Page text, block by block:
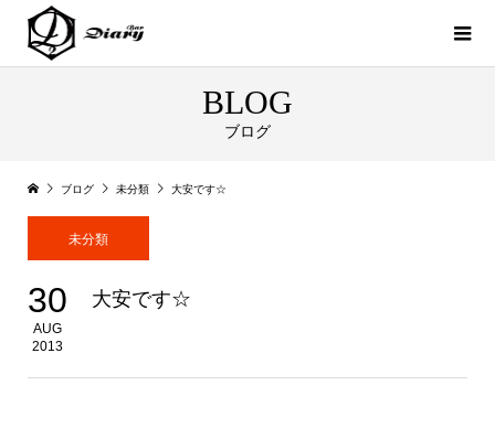
BLOG
ブログ
ブログ 未分類 大安です☆
未分類
30
AUG
2013
大安です☆